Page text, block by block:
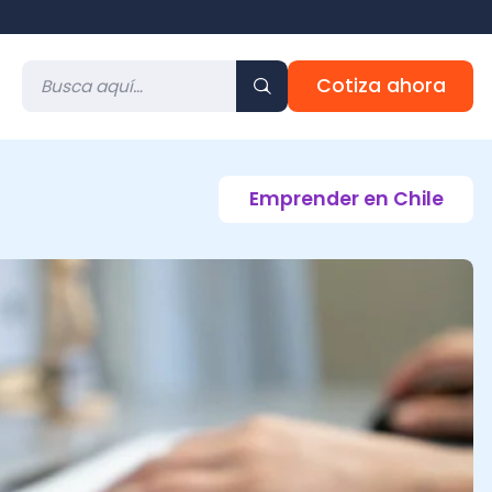
Cotiza ahora
Emprender en Chile